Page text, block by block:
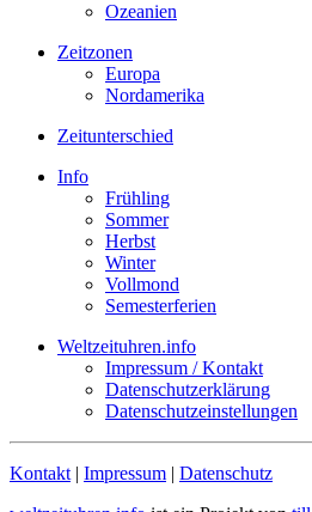
Ozeanien
Zeitzonen
Europa
Nordamerika
Zeitunterschied
Info
Frühling
Sommer
Herbst
Winter
Vollmond
Semesterferien
Weltzeituhren.info
Impressum / Kontakt
Datenschutzerklärung
Datenschutzeinstellungen
Kontakt | Impressum | Datenschutz